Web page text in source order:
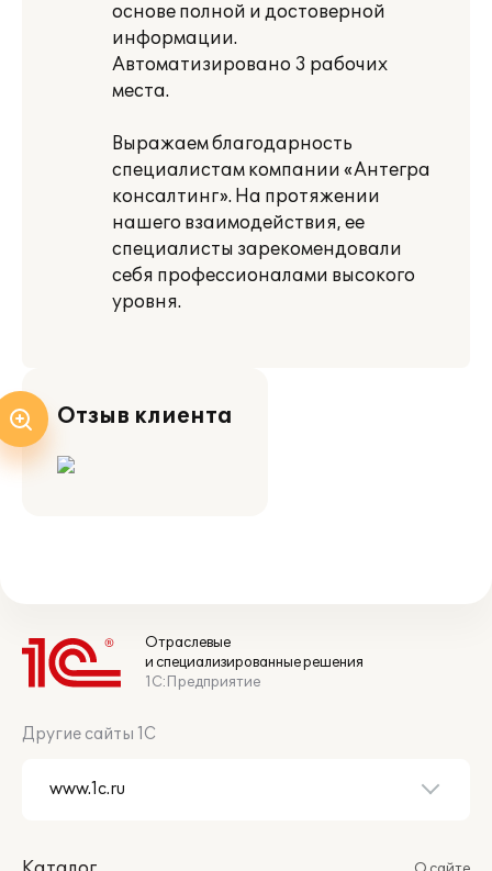
основе полной и достоверной
информации.
Автоматизировано 3 рабочих
места.
Выражаем благодарность
специалистам компании «Антегра
консалтинг». На протяжении
нашего взаимодействия, ее
специалисты зарекомендовали
себя профессионалами высокого
уровня.
Отзыв клиента
Отраслевые
и специализированные решения
1С:Предприятие
Другие сайты 1С